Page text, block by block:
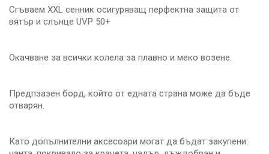
Сгъваем XXL сенник осигуряващ перфектна защита от
вятър и слънце UVP 50+
Окачване за всички колела за плавно и меко возене.
Предпзазен борд, който от едната страна може да бъде
отварян.
Като допълнителни аксесоари могат да бъдат закупени: